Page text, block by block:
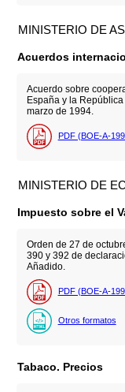
MINISTERIO DE
Acuerdos
Acuerdo sobre
España y la
marzo de 1994.
PDF (BOE-A-
MINISTERIO DE
Impuesto sobre el
Orden de 27 de
390 y 392 de
Añadido.
PDF (BOE-A-
Otros formatos
Tabaco. Precios